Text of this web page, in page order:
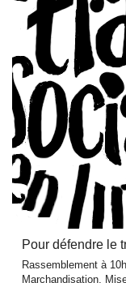
Pour défendre le
Rassemblement à
Marchandisation,